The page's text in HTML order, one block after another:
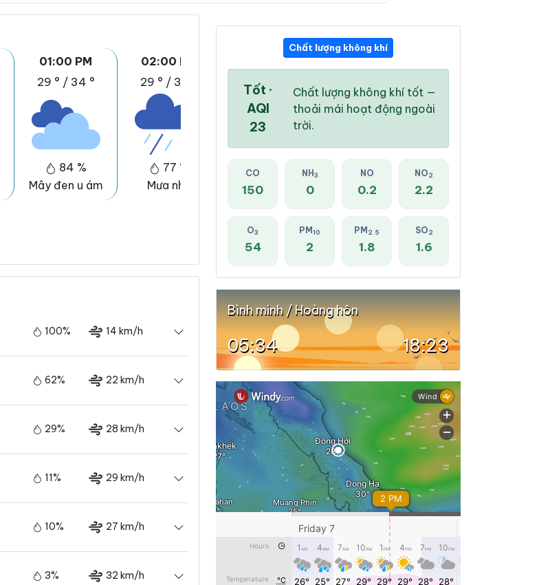
01:00 PM
29 ° / 34 °
84 %
Mây đen u ám
02:00 PM
29 ° / 34 °
77 %
Mưa nhẹ
03:00 PM
29 °
Mưa nhẹ
04:00 PM
58 %
Mây đen u ám
100% 14 km/h
62% 22 km/h
29% 28 km/h
11% 29 km/h
10% 27 km/h
3% 32 km/h
Chất lượng không khí
Tốt ·
AQI
23
Chất lượng không khí tốt —
thoải mái hoạt động ngoài
trời.
CO
150
NH 3
0
NO
0.2
NO2
2.2
O3
54
PM 10
2
PM 2.5
1.8
SO2
1.6
Bình minh / Hoàng hôn
05:34 18:23